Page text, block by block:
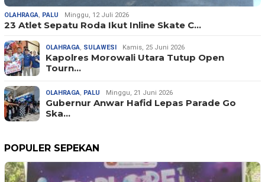
OLAHRAGA, PALU Minggu, 12 Juli 2026
23 Atlet Sepatu Roda Ikut Inline Skate C…
OLAHRAGA, SULAWESI Kamis, 25 Juni 2026
Kapolres Morowali Utara Tutup Open
Tourn…
OLAHRAGA, PALU Minggu, 21 Juni 2026
Gubernur Anwar Hafid Lepas Parade Go
Ska…
POPULER SEPEKAN